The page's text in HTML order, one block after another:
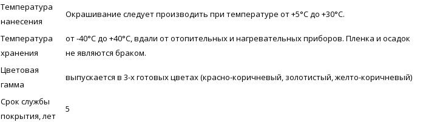
Температура
нанесения
Окрашивание следует производить при температуре от +5°С до +30°С.
Температура
хранения
от -40°С до +40°С, вдали от отопительных и нагревательных приборов. Пленка и осадок
не являются браком.
Цветовая
гамма
выпускается в 3-х готовых цветах (красно-коричневый, золотистый, желто-коричневый)
Срок службы
покрытия, лет
5